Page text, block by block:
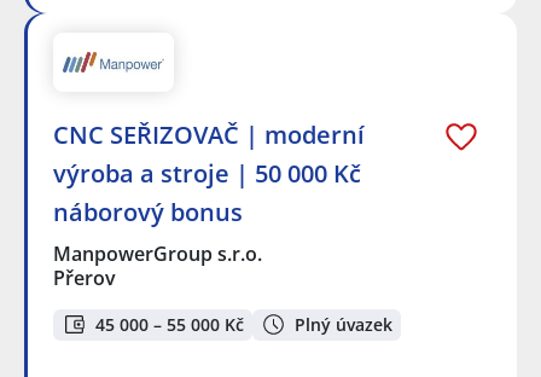
CNC SEŘIZOVAČ | moderní
výroba a stroje | 50 000 Kč
náborový bonus
ManpowerGroup s.r.o.
Přerov
45 000 – 55 000 Kč Plný úvazek